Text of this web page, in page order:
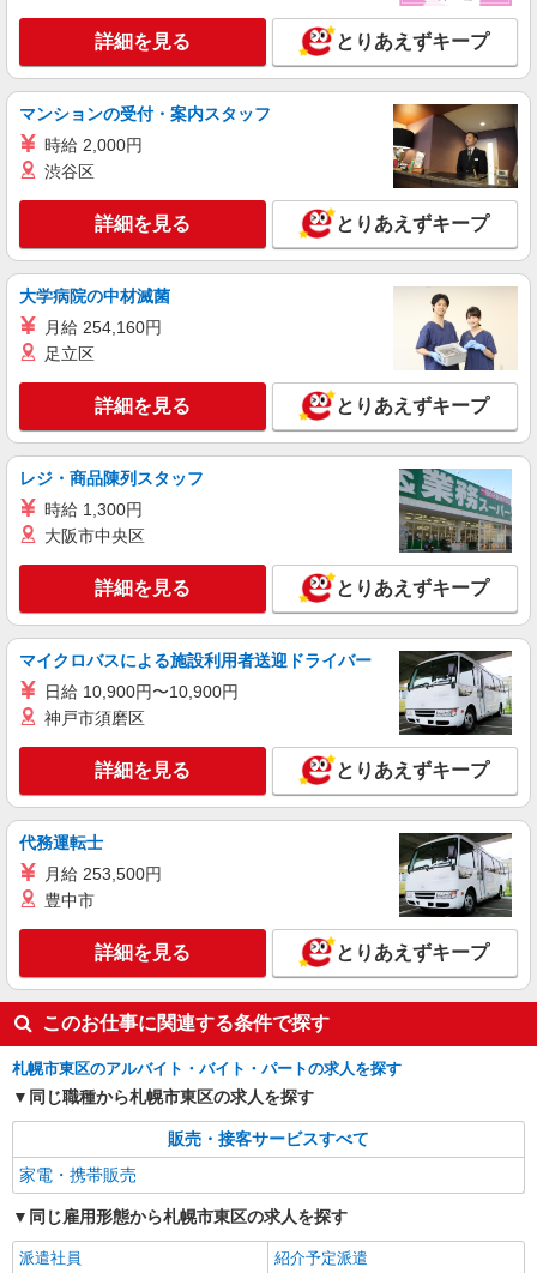
×1.25） ●各種手当支給 各種社会保険完備/年次有
給休暇/昇給制度 時間外手当/制服貸与/携帯電話割
引 無料の健康診断/介護・育児休暇など充実★
◆ワイモバイル環状通東店 ◆北海道札幌市東
区
キープ 詳細を見る
派遣社員
株式会社日本パーソナルビジネス北海道支店【HK1_458】
【時給】 初日から時給1300円スタート◎ 【月
収例】 月収24万5050円 ＝時給1300円×8h×22日＋
×1.25） ●各種手当支給 各種社会保険完備/年次有
給休暇/昇給制度 時間外手当/制服貸与/携帯電話割
引 無料の健康診断/介護・育児休暇など充実★
◆ソフトバンク札幌東店 ◆北海道札幌市東区
キープ 詳細を見る
派遣社員
株式会社日本パーソナルビジネス北海道支店【HK1_161】
ドコモショップ函館店ショップスタッフ
【時給】 初日から時給1100円スタート◎ 【月
収例】 月収20万7350円 ＝時給1100円×8h×22日＋
給休暇/昇給制度 時間外手当/制服貸与/携帯電話割
引 無料の健康診断/介護・育児休暇など充実★
●ドコモショップ函館店(函館市五稜郭町)
詳細を見る
派遣社員
株式会社日本パーソナルビジネス北海道支店【HK1_458】
【時給】 初日から時給1300円スタート◎ 【月
収例】 月収24万5050円 ＝時給1300円×8h×22日＋
残(10h) ●交通費支給(規定有) ●残業手当（時給
×1.25） ●各種手当支給 各種社会保険完備/年次有
給休暇/昇給制度 時間外手当/制服貸与/携帯電話割
◆ソフトバンク札幌東店 ◆北海道札幌市東区
キープ 詳細を見る
詳細を見る とりあえずキープ
マンションの受付・案内スタッフ
時給 2,000円
渋谷区
詳細を見る とりあえずキープ
大学病院の中材滅菌
月給 254,160円
足立区
詳細を見る とりあえずキープ
レジ・商品陳列スタッフ
時給 1,300円
大阪市中央区
詳細を見る とりあえずキープ
マイクロバスによる施設利用者送迎ドライバー
日給 10,900円〜10,900円
神戸市須磨区
詳細を見る とりあえずキープ
代務運転士
月給 253,500円
豊中市
詳細を見る とりあえずキープ
このお仕事に関連する条件で探す
札幌市東区のアルバイト・バイト・パートの求人を探す
同じ職種から札幌市東区の求人を探す
販売・接客サービスすべて
家電・携帯販売
同じ雇用形態から札幌市東区の求人を探す
派遣社員 紹介予定派遣